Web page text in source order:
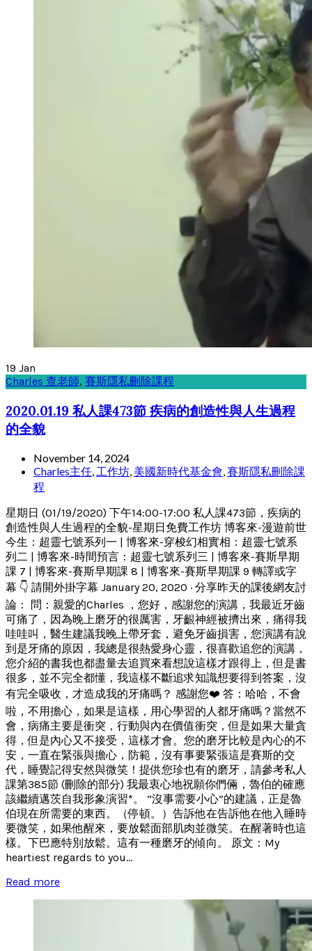
19 Jan
Charles 查老師, 賽斯隱私刪除課程
2020.01.19 私人課473節 疾病的創造性與人生過程
的全貌
November 14, 2024
Charles主任, 工作坊, 美國新時代基金會,賽斯隱私刪除課
程
星期日 (01/19/2020) 下午14:00-17:00 私人課473節，疾病的
創造性與人生過程的全貌-星期日免費工作坊 博客來-漫遊前世
今生：超靈七號系列一 | 博客來-穿梭幻相實相：超靈七號系
列二 | 博客來-時間預言：超靈七號系列三 | 博客來-賽斯早期
課 7 | 博客來-賽斯早期課 8 | 博客來-賽斯早期課 9 轉譯或字
幕 👇 請開外掛字幕 January 20, 2020 · 分享昨天的課後網友討
論： 問：親愛的Charles ，您好，感謝您的演講，我最近牙齒
可痛了，因為晚上磨牙的很厲害，牙齦神經被擠出來，痛得我
哇哇叫，醫生建議我晚上帶牙套，避免牙齒損害，您演講有說
到是牙痛的原因，我總是很熱愛身心靈，很喜歡追您的演講，
您介紹的書我也都盡量去追買來看想說這樣才跟得上，但是書
很多，並不完全都懂，我這樣不斷追求知識想要得到答案，沒
有完全吸收，才造成我的牙痛嗎？ 感謝您❤️ 答：哈哈，不會
啦，不用擔心，如果是這樣，用心學習的人都牙痛嗎？當然不
會，病痛主要是衝突，行動與內在價值衝突，但是如果大量貪
得，但是內心又不接受，這樣才會。您的磨牙比較是內心的不
安，一直在緊張與擔心，防範，沒有事要緊張這是賽斯的交
代，睡覺記得安然與微笑！提供您珍也有的磨牙，請參考私人
課第385節 (刪除的部分) 我最衷心地祝願你們倆，魯伯的確應
該繼續邁茨自我形象演習*。 “沒事需要小心”的建議，正是魯
伯現在所需要的東西。（停頓。）告訴他在告訴他在他入睡時
要微笑，如果他醒來，要放鬆面部肌肉並微笑。在醒著時也這
樣。下巴應特別放鬆。這有一種磨牙的傾向。 原文：My
heartiest regards to you...
Read more